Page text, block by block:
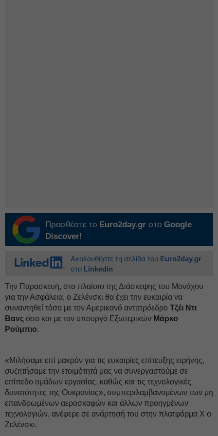
Προσθέστε το Euro2day.gr στο Google
Discover!
Ακολουθήστε τη σελίδα του Euro2day.gr
στο Linkedin
Την Παρασκευή, στο πλαίσιο της Διάσκεψης του Μονάχου
για την Ασφάλεια, ο Ζελένσκι θα έχει την ευκαιρία να
συναντηθεί τόσο με τον Αμερικανό αντιπρόεδρο Τζέι Ντι
Βανς όσο και με τον υπουργό Εξωτερικών Μάρκο
Ρούμπιο.
«Μιλήσαμε επί μακρόν για τις ευκαιρίες επίτευξης ειρήνης,
συζητήσαμε την ετοιμότητά μας να συνεργαστούμε σε
επίπεδο ομάδων εργασίας, καθώς και τις τεχνολογικές
δυνατότητες της Ουκρανίας», συμπεριλαμβανομένων των μη
επανδρωμένων αεροσκαφών και άλλων προηγμένων
τεχνολογιών, ανέφερε σε ανάρτησή του στην πλατφόρμα Χ ο
Ζελένσκι.